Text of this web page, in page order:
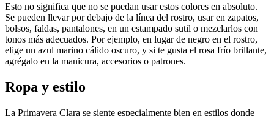
Esto no significa que no se puedan usar estos colores en absoluto.
Se pueden llevar por debajo de la línea del rostro, usar en zapatos,
bolsos, faldas, pantalones, en un estampado sutil o mezclarlos con
tonos más adecuados. Por ejemplo, en lugar de negro en el rostro,
elige un azul marino cálido oscuro, y si te gusta el rosa frío brillante,
agrégalo en la manicura, accesorios o patrones.
Ropa y estilo
La Primavera Clara se siente especialmente bien en estilos donde